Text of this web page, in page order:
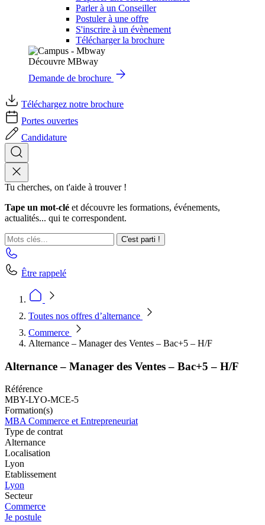
Parler à un Conseiller
Postuler à une offre
S'inscrire à un évènement
Télécharger la brochure
Découvre MBway
Demande de brochure
Téléchargez notre brochure
Portes ouvertes
Candidature
Tu cherches, on t'aide à trouver !
Tape un mot-clé et découvre les formations, événements,
actualités... qui te correspondent.
C'est parti !
Être rappelé
Toutes nos offres d’alternance
Commerce
Alternance – Manager des Ventes – Bac+5 – H/F
Alternance – Manager des Ventes – Bac+5 – H/F
Référence
MBY-LYO-MCE-5
Formation(s)
MBA Commerce et Entrepreneuriat
Type de contrat
Alternance
Localisation
Lyon
Etablissement
Lyon
Secteur
Commerce
Je postule